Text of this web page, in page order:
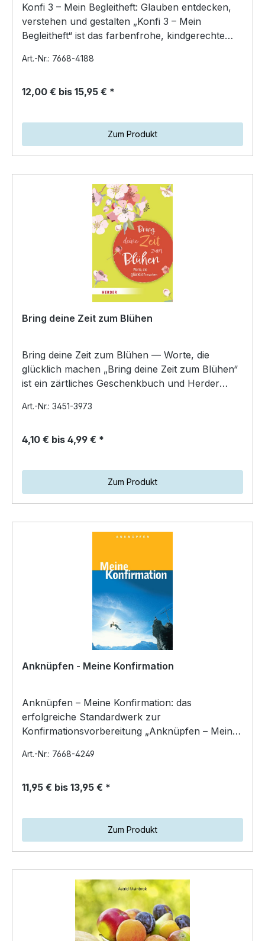
Konfi 3 – Mein Begleitheft: Glauben entdecken,
verstehen und gestalten „Konfi 3 – Mein
Begleitheft“ ist das farbenfrohe, kindgerechte
Art.-Nr.: 7668-4188
12,00 € bis 15,95 € *
Zum Produkt
Bring deine Zeit zum Blühen
Bring deine Zeit zum Blühen — Worte, die
glücklich machen „Bring deine Zeit zum Blühen“
ist ein zärtliches Geschenkbuch und Herder
Art.-Nr.: 3451-3973
4,10 € bis 4,99 € *
Zum Produkt
Anknüpfen - Meine Konfirmation
Anknüpfen – Meine Konfirmation: das
erfolgreiche Standardwerk zur
Konfirmationsvorbereitung „Anknüpfen – Meine
Art.-Nr.: 7668-4249
11,95 € bis 13,95 € *
Zum Produkt